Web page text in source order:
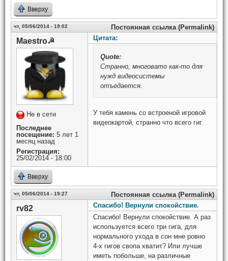
Вверху
чт, 05/06/2014 - 19:02 Постоянная ссылка (Permalink)
Maestro☭
Не в сети
Последнее
посещение: 5 лет 1
месяц назад
Регистрация:
25/02/2014 - 18:00
Цитата:
Quote:
Странно, многовато как-то для
нужд видеосистемы
отъедается.
У тебя камень со встроеной игровой
видеокартой, странно что всего гиг.
Вверху
чт, 05/06/2014 - 19:27 Постоянная ссылка (Permalink)
rv82
Спасибо! Вернули спокойствие.
Спасибо! Вернули спокойствие. А раз
используется всего три гига, для
нормального ухода в сон мне ровно
4-х гигов свопа хватит? Или лучше
иметь побольше, на различные